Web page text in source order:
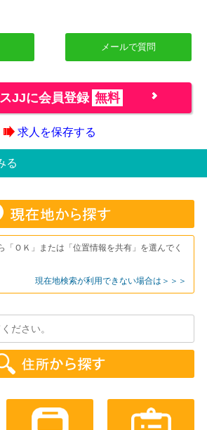
メールで質問
JJに会員登録 無料
求人を保存する
る
「ＯＫ」または「位置情報を共有」を選んでく
現在地検索が利用できない場合は＞＞＞